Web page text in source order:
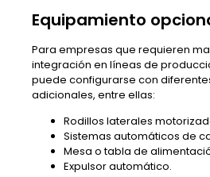
Equipamiento
Para empresas que requieren
integración en líneas de
puede configurarse con
adicionales, entre ellas:
Rodillos laterales
Sistemas automáticos de
Mesa o tabla de
Expulsor automático.